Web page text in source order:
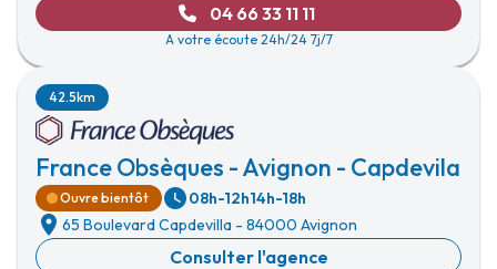
04 66 33 11 11
A votre écoute 24h/24 7j/7
France Obsèques - Avignon - Capdevila
42.5km
Ouvre bientôt 08h-12h14h-18h
65 Boulevard Capdevilla - 84000 Avignon
Consulter l'agence